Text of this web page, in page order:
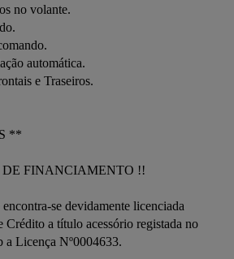
no volante.
automática.
e Traseiros.
**
FINANCIAMENTO !!
se devidamente licenciada
Crédito a título acessório registada no
a Licença Nº0004633.